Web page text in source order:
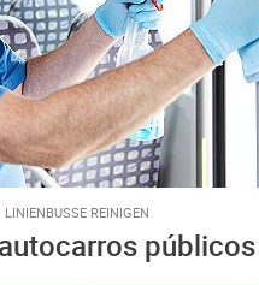
LINIENBUSSE REINIGEN
públicos